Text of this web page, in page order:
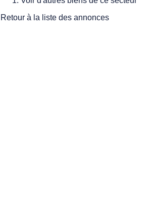
Retour à la liste des annonces